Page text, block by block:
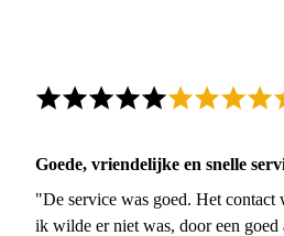
Goede, vriendelijke en snelle
"De service was goed. Het
ik wilde er niet was, door een goed